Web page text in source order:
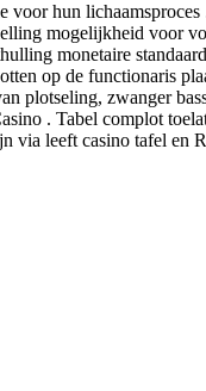
hun
mogelijkheid voor
monetaire
op de functionaris
plotseling, zwanger
. Tabel complot
via leeft casino tafel en